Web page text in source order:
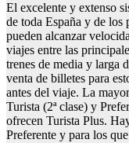
El excelente y extenso
de toda España y de los
pueden alcanzar
viajes entre las
trenes de media y larga
venta de billetes para
antes del viaje. La
Turista (2ª clase) y
ofrecen Turista Plus.
Preferente y para los